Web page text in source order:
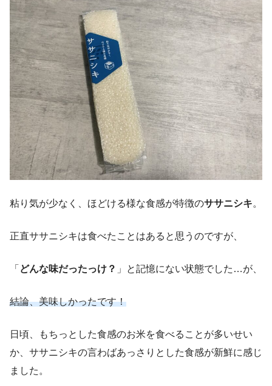
粘り気が少なく、ほどける様な食感が特徴のササニシキ。
正直ササニシキは食べたことはあると思うのですが、
「 どんな味だったっけ？ 」と記憶にない状態でした…が、
結論、美味しかったです！
日頃、もちっとした食感のお米を食べることが多いせい
か、ササニシキの言わばあっさりとした食感が新鮮に感じ
ました。